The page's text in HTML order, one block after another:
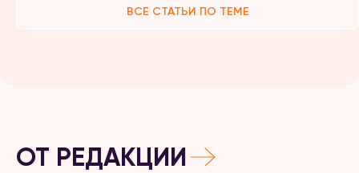
ВСЕ СТАТЬИ ПО ТЕМЕ
ОТ РЕДАКЦИИ